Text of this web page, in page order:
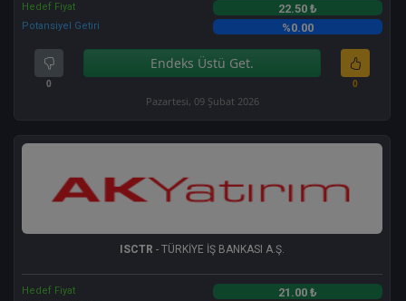
Hedef Fiyat 22.50 ₺
Potansiyel Getiri %0.00
0
Endeks Üstü Get.
0
Pazartesi, 09 Şubat 2026
ISCTR - TÜRKİYE İŞ BANKASI A.Ş.
Hedef Fiyat 21.00 ₺